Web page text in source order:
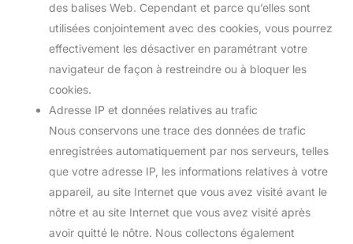
des balises Web. Cependant et parce qu’elles sont
utilisées conjointement avec des cookies, vous pourrez
effectivement les désactiver en paramétrant votre
navigateur de façon à restreindre ou à bloquer les
cookies.
Adresse IP et données relatives au trafic
Nous conservons une trace des données de trafic
enregistrées automatiquement par nos serveurs, telles
que votre adresse IP, les informations relatives à votre
appareil, au site Internet que vous avez visité avant le
nôtre et au site Internet que vous avez visité après
avoir quitté le nôtre. Nous collectons également